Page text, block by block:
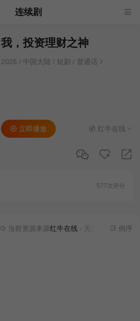
连续剧
我，投资理财之神
2026 / 中国大陆 / 短剧 / 普通话
立即播放 红牛在线
577次评分
当前资源来源红牛在线- 无需安装任何插件
倒序